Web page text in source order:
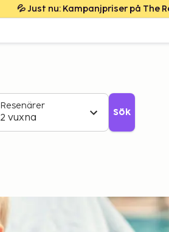
💦 Just nu: Kampanjpriser på The
Resenärer
2 vuxna Sök